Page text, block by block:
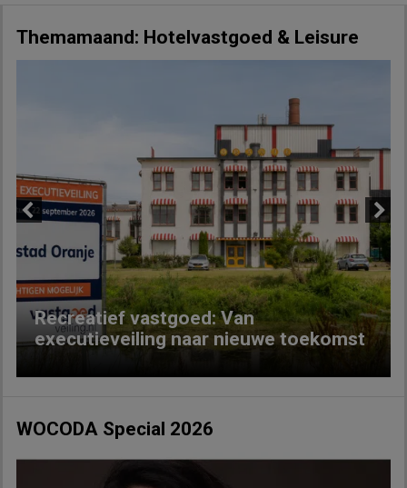
Themamaand: Hotelvastgoed & Leisure
Recreatief vastgoed: Van
executieveiling naar nieuwe toekomst
Next
WOCODA Special 2026